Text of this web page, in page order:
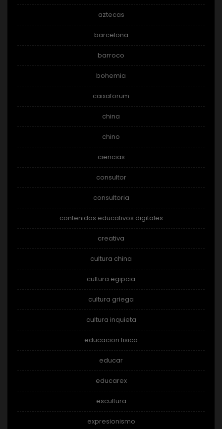
aztecas
barcelona
barroco
bohemia
caixaforum
china
chino
ciencias
consultor
consultoria
contenidos educativos digitales
creativa
cultura china
cultura egipcia
cultura griega
cultura inquieta
educacion fisica
educar
educarex
escultura
expresionismo